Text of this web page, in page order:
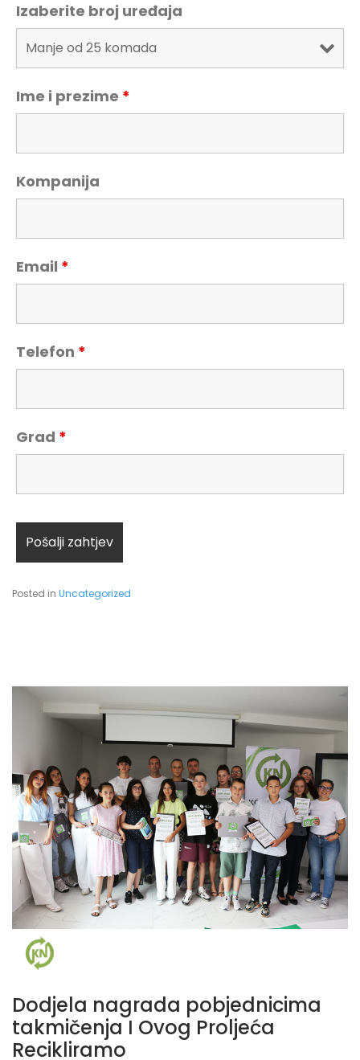
Izaberite broj uređaja
Ime i prezime *
Kompanija
Email *
Telefon *
Grad *
Posted in Uncategorized
Dodjela nagrada pobjednicima
takmičenja I Ovog Proljeća
Recikliramo